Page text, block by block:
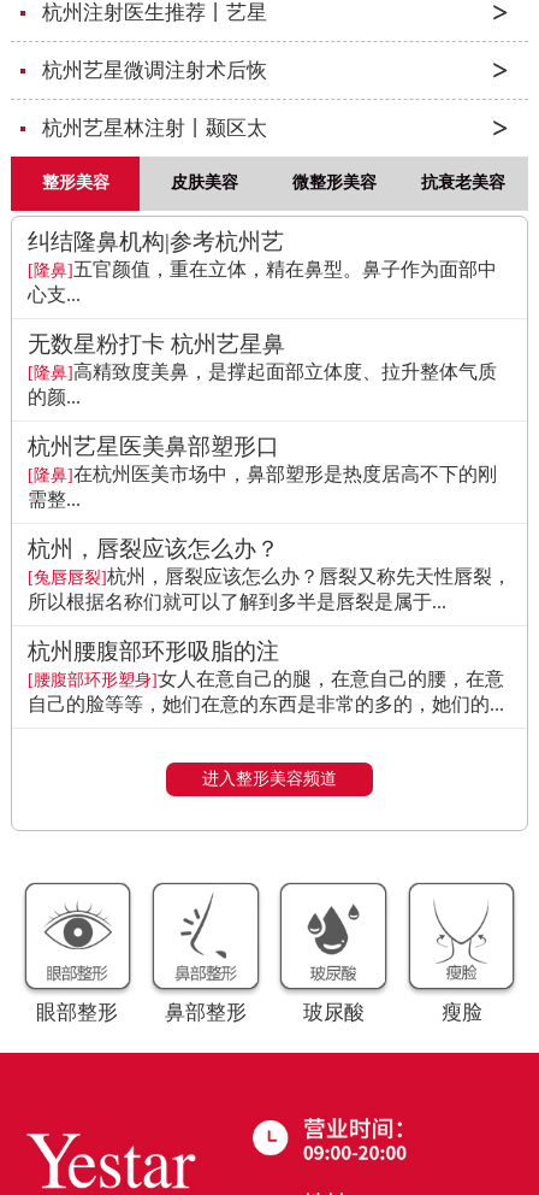
杭州注射医生推荐丨艺星
杭州艺星微调注射术后恢
杭州艺星林注射丨颞区太
整形美容 皮肤美容 微整形美容 抗衰老美容
纠结隆鼻机构|参考杭州艺
[隆鼻]五官颜值，重在立体，精在鼻型。鼻子作为面部中
心支...
无数星粉打卡 杭州艺星鼻
[隆鼻]高精致度美鼻，是撑起面部立体度、拉升整体气质
的颜...
杭州艺星医美鼻部塑形口
[隆鼻]在杭州医美市场中，鼻部塑形是热度居高不下的刚
需整...
杭州，唇裂应该怎么办？
[兔唇唇裂]杭州，唇裂应该怎么办？唇裂又称先天性唇裂，
所以根据名称们就可以了解到多半是唇裂是属于...
杭州腰腹部环形吸脂的注
[腰腹部环形塑身]女人在意自己的腿，在意自己的腰，在意
自己的脸等等，她们在意的东西是非常的多的，她们的...
进入整形美容频道
眼部整形 鼻部整形 玻尿酸 瘦脸